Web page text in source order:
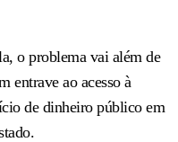
o problema vai além de
entrave ao acesso à
de dinheiro público em